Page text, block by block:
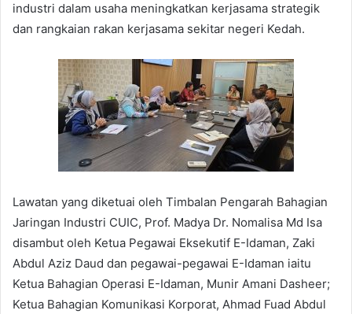
industri dalam usaha meningkatkan kerjasama strategik
dan rangkaian rakan kerjasama sekitar negeri Kedah.
Lawatan yang diketuai oleh Timbalan Pengarah Bahagian
Jaringan Industri CUIC, Prof. Madya Dr. Nomalisa Md Isa
disambut oleh Ketua Pegawai Eksekutif E-Idaman, Zaki
Abdul Aziz Daud dan pegawai-pegawai E-Idaman iaitu
Ketua Bahagian Operasi E-Idaman, Munir Amani Dasheer;
Ketua Bahagian Komunikasi Korporat, Ahmad Fuad Abdul